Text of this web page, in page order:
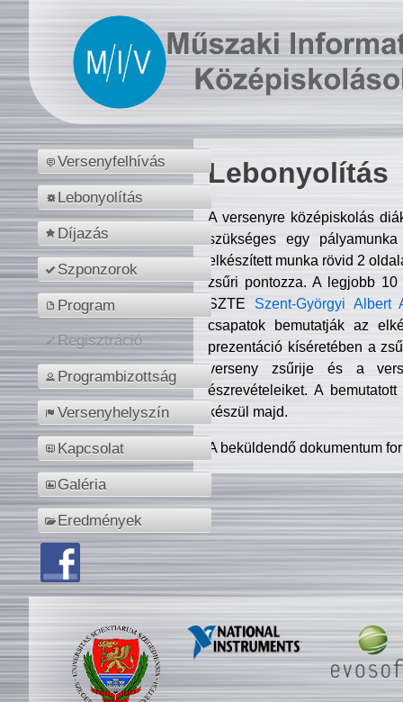
Versenyfelhívás
Lebonyolítás
Díjazás
Szponzorok
Program
Regisztráció
Programbizottság
Versenyhelyszín
Kapcsolat
Galéria
Eredmények
Lebonyolítás
A versenyre középiskolás
szükséges egy
elkészített munka rövid 2
zsűri pontozza. A legjobb
SZTE Szent-Györgyi Albert
csapatok bemutatják az
prezentáció kíséretében a
verseny zsűrije és a
észrevételeiket. A
készül majd.
A beküldendő dokumentum